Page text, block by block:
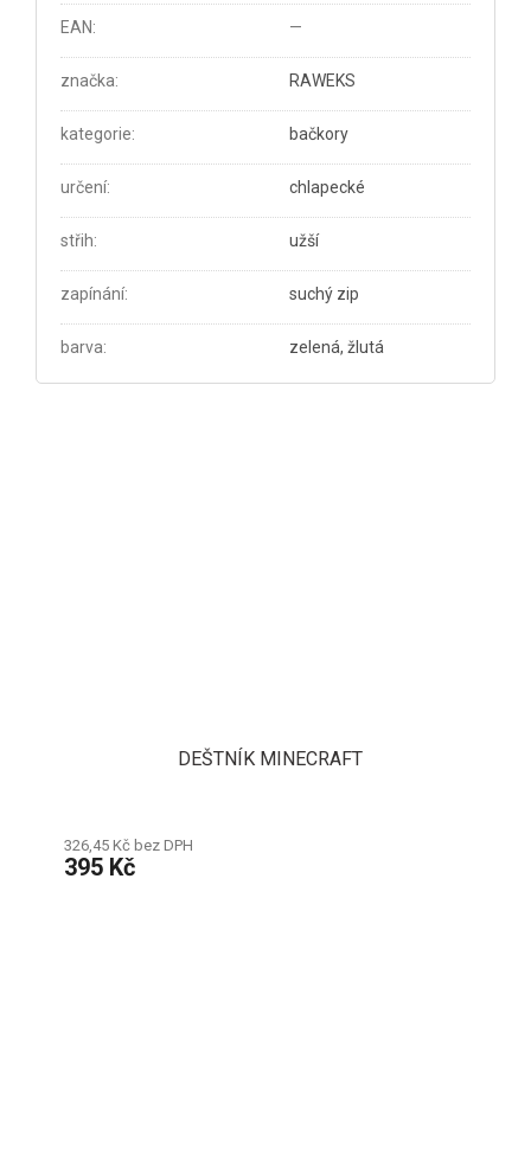
EAN: —
značka: RAWEKS
kategorie: bačkory
určení: chlapecké
střih: užší
zapínání: suchý zip
barva: zelená, žlutá
DEŠTNÍK MINECRAFT
326,45 Kč bez DPH
395 Kč